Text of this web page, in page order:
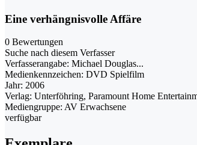
Eine verhängnisvolle Affäre
0 Bewertungen
Suche nach diesem Verfasser
Verfasserangabe: Michael Douglas...
Medienkennzeichen: DVD Spielfilm
Jahr: 2006
Verlag: Unterföhring, Paramount Home
Mediengruppe: AV Erwachsene
verfügbar